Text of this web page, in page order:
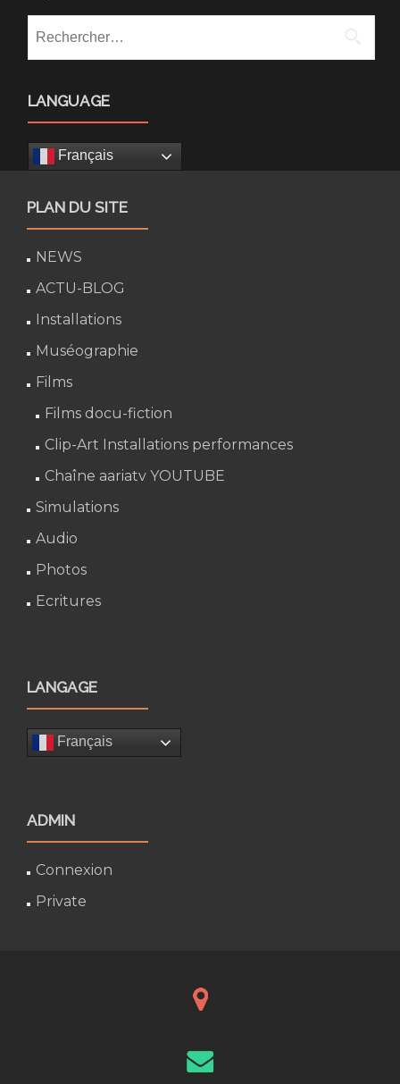
LANGUAGE
Français
PLAN DU SITE
NEWS
ACTU-BLOG
Installations
Muséographie
Films
Films docu-fiction
Clip-Art Installations performances
Chaîne aariatv YOUTUBE
Simulations
Audio
Photos
Ecritures
LANGAGE
Français
ADMIN
Connexion
Private